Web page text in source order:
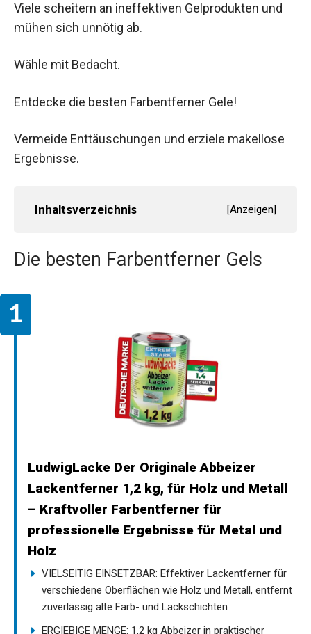
Viele scheitern an ineffektiven Gelprodukten und
mühen sich unnötig ab.
Wähle mit Bedacht.
Entdecke die besten Farbentferner Gele!
Vermeide Enttäuschungen und erziele makellose
Ergebnisse.
Inhaltsverzeichnis [Anzeigen]
Die besten Farbentferner Gels
LudwigLacke Der Originale Abbeizer
Lackentferner 1,2 kg, für Holz und Metall
– Kraftvoller Farbentferner für
professionelle Ergebnisse für Metal und
Holz
VIELSEITIG EINSETZBAR: Effektiver Lackentferner für
verschiedene Oberflächen wie Holz und Metall, entfernt
zuverlässig alte Farb- und Lackschichten
ERGIEBIGE MENGE: 1,2 kg Abbeizer in praktischer